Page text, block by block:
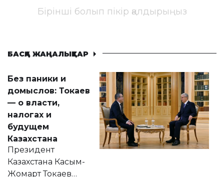
Бірінші болып пікір қалдырыңыз
БАСҚА ЖАҢАЛЫҚТАР
Без паники и
домыслов: Токаев
— о власти,
налогах и
будущем
Казахстана
Президент
Казахстана Касым-
Жомарт Токаев